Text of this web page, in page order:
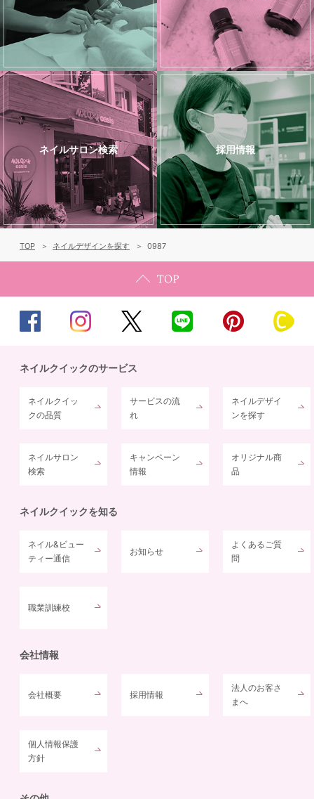
ネイルサロン検索 採用情報
TOP ネイルデザインを探す 0987
ネイルクイックのサービス
ネイルクイッ
クの品質
サービスの流
れ
ネイルデザイ
ンを探す
ネイルサロン
検索
キャンペーン
情報
オリジナル商
品
ネイルクイックを知る
ネイル&ビュー
ティー通信
お知らせ
よくあるご質
問
職業訓練校
会社情報
会社概要 採用情報
法人のお客さ
まへ
個人情報保護
方針